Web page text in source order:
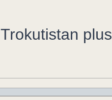
Trokutistan